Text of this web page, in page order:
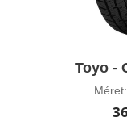
Toyo -
Méret: